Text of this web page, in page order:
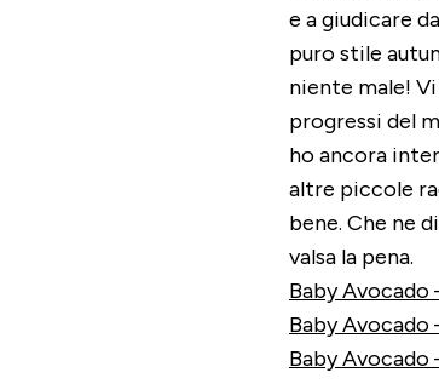
e a giudicare
puro stile
niente male!
progressi del
ho ancora
altre piccole
bene. Che ne
valsa la pena.
Baby Avocado
Baby Avocado
Baby Avocado